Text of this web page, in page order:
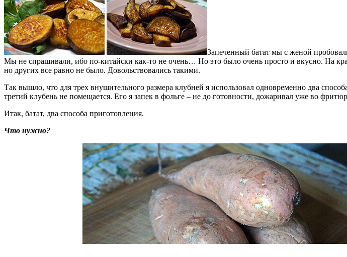
Запеченный батат мы с женой
Мы не спрашивали, ибо по-китайски как-то не очень… Но это было очень просто и вкусно. На
но других все равно не было. Довольствовались такими.
Так вышло, что для трех внушительного размера клубней я использовал одновременно два
третий клубень не помещается. Его я запек в фольге – не до готовности, дожаривал уже во
Итак, батат, два способа приготовления.
Что нужно?